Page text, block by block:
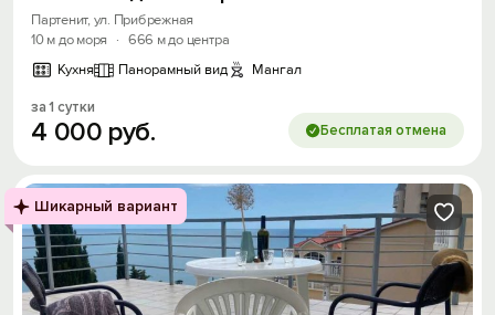
Партенит, ул. Прибрежная
10 м до моря
· 666 м до центра
Кухня
Панорамный вид Мангал
за 1 сутки
4 000 руб. Бесплатая отмена
Шикарный вариант